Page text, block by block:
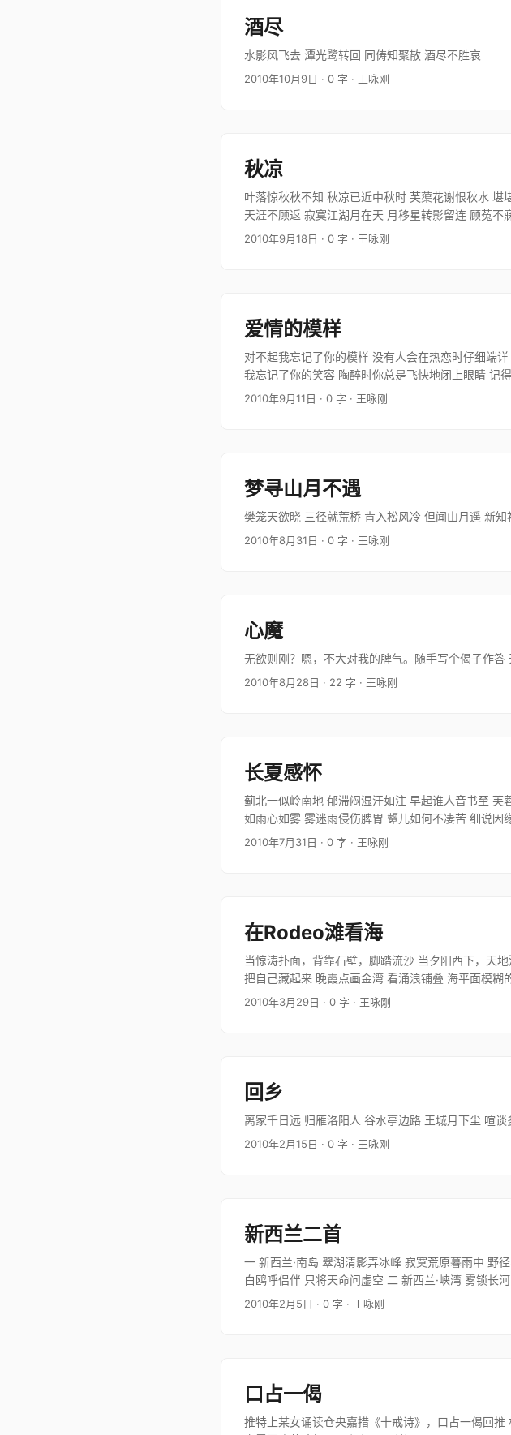
酒尽
水影风飞去 潭光鹭转回 同俦知聚散 酒尽不胜哀
2010年10月9日 · 0 字 · 王咏刚
秋凉
叶落惊秋秋不知 秋凉已近中秋时 芙蕖花谢恨秋水
天涯不顾返 寂寞江湖月在天 月移星转影留连 顾菟
迷津路 …
2010年9月18日 · 0 字 · 王咏刚
爱情的模样
对不起我忘记了你的模样 没有人会在热恋时仔细端
我忘记了你的笑容 陶醉时你总是飞快地闭上眼睛 记
我忘记了你的娇小 任…
2010年9月11日 · 0 字 · 王咏刚
梦寻山月不遇
樊笼天欲晓 三径就荒桥 肯入松风冷 但闻山月遥 新
2010年8月31日 · 0 字 · 王咏刚
心魔
无欲则刚？嗯，不大对我的脾气。随手写个偈子作
2010年8月28日 · 22 字 · 王咏刚
长夏感怀
蓟北一似岭南地 郁滞闷湿汗如注 早起谁人音书至
如雨心如雾 雾迷雨侵伤脾胃 颦儿如何不凄苦 细说因
路决绝 …
2010年7月31日 · 0 字 · 王咏刚
在Rodeo滩看海
当惊涛扑面，背靠石壁，脚踏流沙 当夕阳西下，天
把自己藏起来 晚霞点画金湾 看涌浪铺叠 海平面模糊
动 沙石…
2010年3月29日 · 0 字 · 王咏刚
回乡
离家千日远 归雁洛阳人 谷水亭边路 王城月下尘 喧
2010年2月15日 · 0 字 · 王咏刚
新西兰二首
一 新西兰·南岛 翠湖清影弄冰峰 寂寞荒原暮雨中 野
白鸥呼侣伴 只将天命问虚空 二 新西兰·峡湾 雾锁长
禅寂…
2010年2月5日 · 0 字 · 王咏刚
口占一偈
推特上某女诵读仓央嘉措《十戒诗》，口占一偈回